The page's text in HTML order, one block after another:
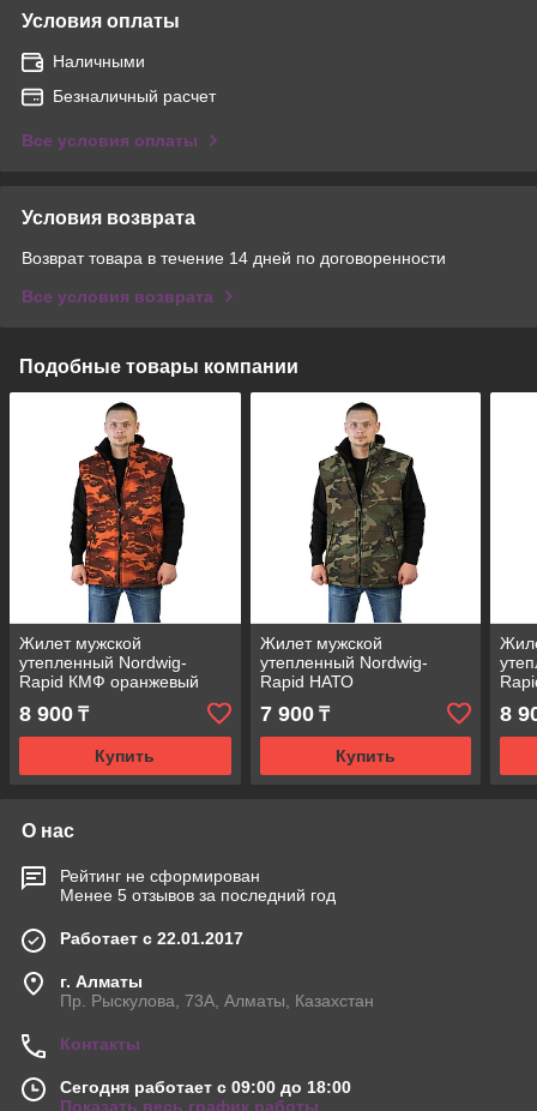
Условия оплаты
Наличными
Безналичный расчет
Все условия оплаты
Условия возврата
Возврат товара в течение 14 дней по договоренности
Все условия возврата
Подобные товары компании
Жилет мужской
утепленный Nordwig-
Rapid КМФ оранжевый
8 900 ₸
Купить
Жилет мужской
утепленный Nordwig-
Rapid НАТО
7 900₸
Купить
8
О нас
Рейтинг не сформирован
Менее 5 отзывов за последний год
Работает с 22.01.2017
г. Алматы
Пр. Рыскулова, 73А, Алматы, Казахстан
Контакты
Сегодня работает с 09:00 до 18:00
Показать весь график работы